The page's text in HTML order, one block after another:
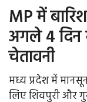
Office Office
Political Gossips
Farm & Food
MP में
अगले 4 दिन
चेतावनी
मध्य प्रदेश में
लिए शिवपुरी और